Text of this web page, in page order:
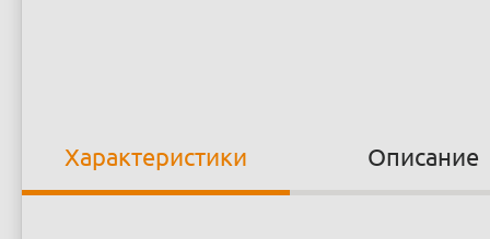
Характеристики Описание